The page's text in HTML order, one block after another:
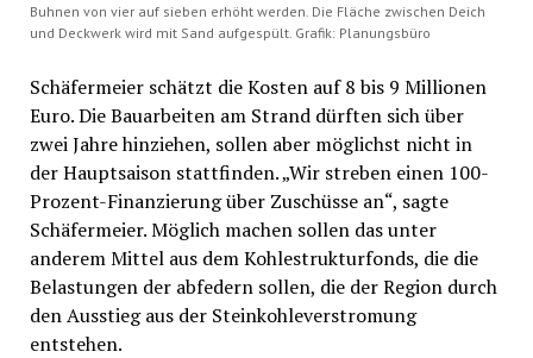
Buhnen von vier auf sieben erhöht werden. Die Fläche zwischen Deich
und Deckwerk wird mit Sand aufgespült. Grafik: Planungsbüro
Schäfermeier schätzt die Kosten auf 8 bis 9 Millionen
Euro. Die Bauarbeiten am Strand dürften sich über
zwei Jahre hinziehen, sollen aber möglichst nicht in
der Hauptsaison stattfinden. „Wir streben einen 100-
Prozent-Finanzierung über Zuschüsse an“, sagte
Schäfermeier. Möglich machen sollen das unter
anderem Mittel aus dem Kohlestrukturfonds, die die
Belastungen der abfedern sollen, die der Region durch
den Ausstieg aus der Steinkohleverstromung
entstehen.